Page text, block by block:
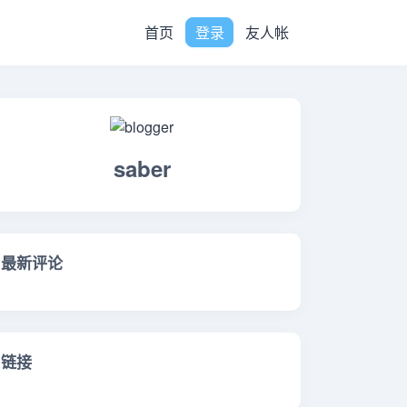
首页 登录 友人帐
saber
最新评论
链接